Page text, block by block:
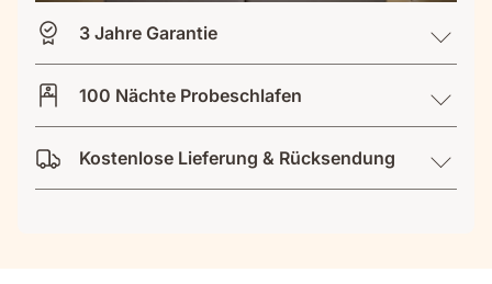
3 Jahre Garantie
100 Nächte Probeschlafen
Kostenlose Lieferung & Rücksendung